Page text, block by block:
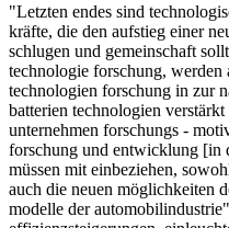
"Letzten endes sind
kräfte, die den aufstieg einer
schlugen und gemeinschaft
technologie forschung, werden
technologien forschung in zur
batterien technologien
unternehmen forschungs -
forschung und entwicklung [in
müssen mit einbeziehen,
auch die neuen möglichkeiten
modelle der